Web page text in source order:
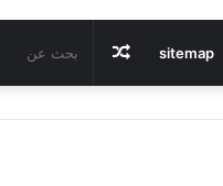
sitemap مقال
عشوائي